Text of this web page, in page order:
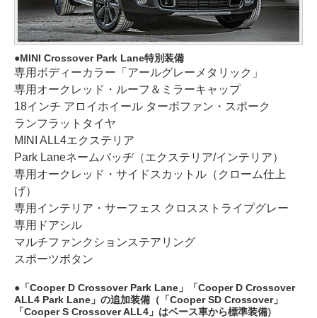
MINI Crossover Park Lane特別装備
専用ボディーカラー「アールグレーメタリック」
専用オークレッド・ルーフ＆ミラーキャップ
18インチ アロイホイール ターボファン・スポーク
ランフラットタイヤ
MINI ALL4エクステリア
Park Laneネームバッヂ（エクステリア/インテリア）
専用オークレッド・サイドスカットル（クローム仕上
げ）
専用インテリア・サーフェス クロスストライプグレー
専用ドアシル
マルチファンクションステアリング
スポーツボタン
「Cooper D Crossover Park Lane」「Cooper D Crossover
ALL4 Park Lane」の追加装備（「Cooper SD Crossover」
「Cooper S Crossover ALL4」はベース車から標準装備）